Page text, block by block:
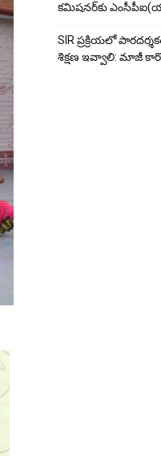
కమిషనర్‌కు
SIR ప్రక్రియలో
శిక్షణ ఇవ్వాలి: మాజీ